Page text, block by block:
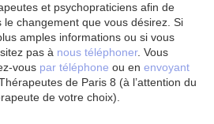
et psychopraticiens afin de
changement que vous désirez. Si
amples informations ou si vous
pas à nous téléphoner. Vous
vous par téléphone ou en envoyant
de Paris 8 (à l’attention du
de votre choix).